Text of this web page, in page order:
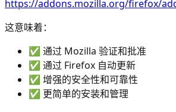
https://addons.mozilla.org/firefox/
这意味着：
✅ 通过 Mozilla 验证和批准
✅ 通过 Firefox 自动更新
✅ 增强的安全性和可靠性
✅ 更简单的安装和管理